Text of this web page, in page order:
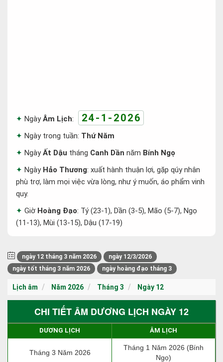
NgàyÂm Lịch: 24-1-2026
Ngày trong tuần: Thứ Năm
NgàyẤt Dậu tháng Canh Dần năm Bính Ngọ
Ngày Hảo Thương: xuất hành thuận lợi, gặp qúy nhân
phù trợ, làm mọi việc vừa lòng, như ý muốn, áo phẩm vinh
quy.
Giờ Hoàng Đạo: Tý (23-1), Dần (3-5), Mão (5-7), Ngọ
(11-13), Mùi (13-15), Dậu (17-19)
ngày 12 tháng 3 năm 2026
ngày 12/3/2026
ngày tốt tháng 3 năm 2026
ngày hoàng đạo tháng 3
Lịch âm Năm 2026 Tháng 3 Ngày 12
CHI TIẾT ÂM DƯƠNG LỊCH NGÀY 12
DƯƠNG LỊCH ÂM LỊCH
Tháng 3 Năm 2026
Tháng 1 Năm 2026 (Bính
Ngọ)